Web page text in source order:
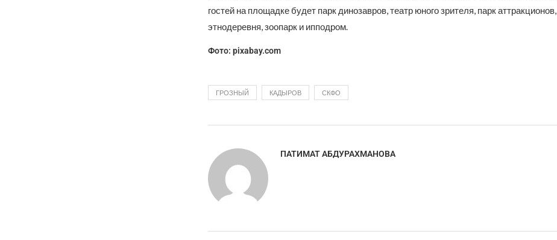
гостей на площадке будет парк динозавров, театр юного зрителя, парк аттракционов,
этнодеревня, зоопарк и ипподром.
Фото: pixabay.com
ГРОЗНЫЙ КАДЫРОВ СКФО
ПАТИМАТ АБДУРАХМАНОВА